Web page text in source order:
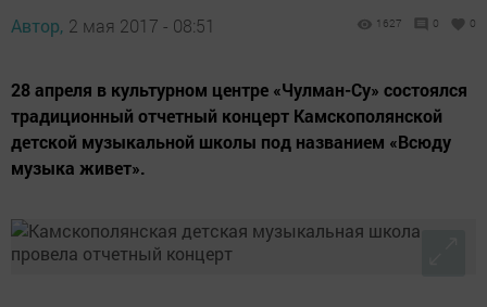
Автор, 2 мая 2017 - 08:51 1627 0 0
28 апреля в культурном центре «Чулман-Су» состоялся
традиционный отчетный концерт Камскополянской
детской музыкальной школы под названием «Всюду
музыка живет».